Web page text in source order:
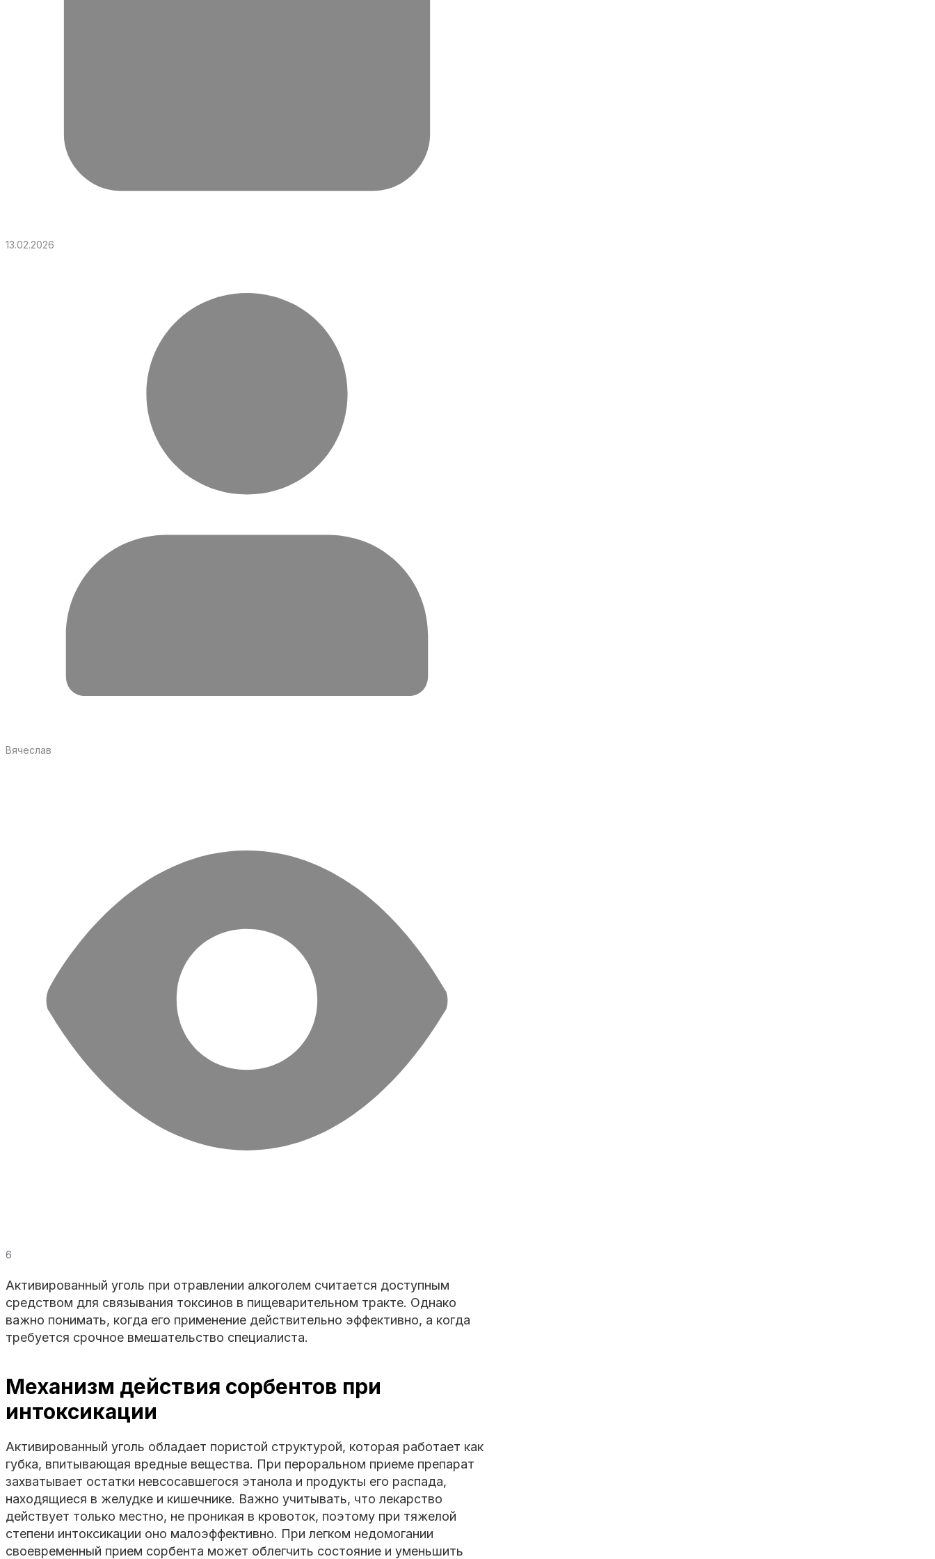
13.02.2026
Вячеслав
6
Активированный уголь при отравлении алкоголем считается доступным
средством для связывания токсинов в пищеварительном тракте. Однако
важно понимать, когда его применение действительно эффективно, а когда
требуется срочное вмешательство специалиста.
Механизм действия сорбентов при
интоксикации
Активированный уголь обладает пористой структурой, которая работает как
губка, впитывающая вредные вещества. При пероральном приеме препарат
захватывает остатки невсосавшегося этанола и продукты его распада,
находящиеся в желудке и кишечнике. Важно учитывать, что лекарство
действует только местно, не проникая в кровоток, поэтому при тяжелой
степени интоксикации оно малоэффективно. При легком недомогании
своевременный прием сорбента может облегчить состояние и уменьшить